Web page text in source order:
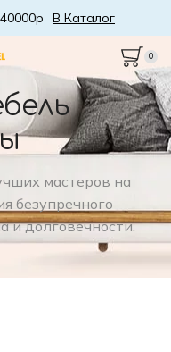
В Каталог
0
мастеров на
безупречного
и долговечности.